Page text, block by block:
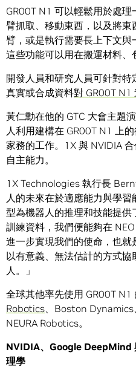
GR00T N1 可以輕鬆用於處
臂抓取、移動東西，以及將
臂，或是執行需要長上下文與
這些功能可以用在搬運材料、
開發人員和研究人員可針對
真實或合成資料對 GR00T N1
黃仁勳在他的 GTC 大會主題
人利用建構在 GR00T N1 上
家務的工作。1X 與 NVIDIA
自主能力。
1X Technologies 執行長
人的未來在於適應能力與學
型為機器人的推理和技能提
訓練資料，我們便能夠在
進一步實現我們的使命，也
以有意義、無法估計的方式
人。」
全球其他率先使用 GR00T
Robotics、Boston
NEURA Robotics。
NVIDIA、Google DeepMind
理學